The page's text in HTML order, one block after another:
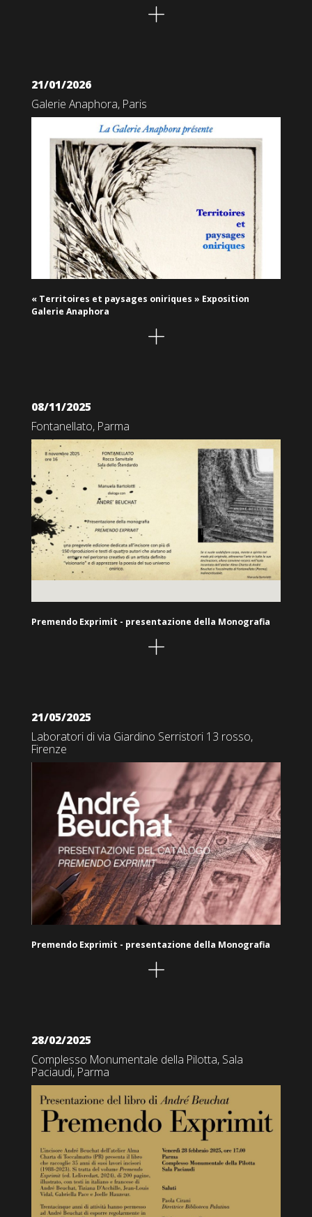
21/01/2026
Galerie Anaphora, Paris
« Territoires et paysages oniriques » Exposition
Galerie Anaphora
08/11/2025
Fontanellato, Parma
Premendo Exprimit - presentazione della Monografia
21/05/2025
Laboratori di via Giardino Serristori 13 rosso,
Firenze
Premendo Exprimit - presentazione della Monografia
28/02/2025
Complesso Monumentale della Pilotta, Sala
Paciaudi, Parma